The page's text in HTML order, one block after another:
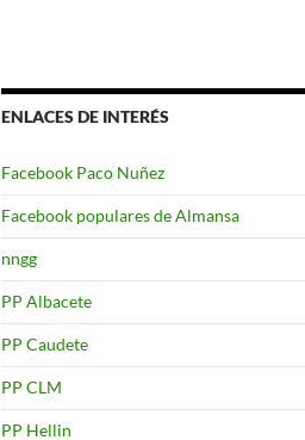
ENLACES DE INTERÉS
Facebook Paco Nuñez
Facebook populares de Almansa
nngg
PP Albacete
PP Caudete
PP CLM
PP Hellin